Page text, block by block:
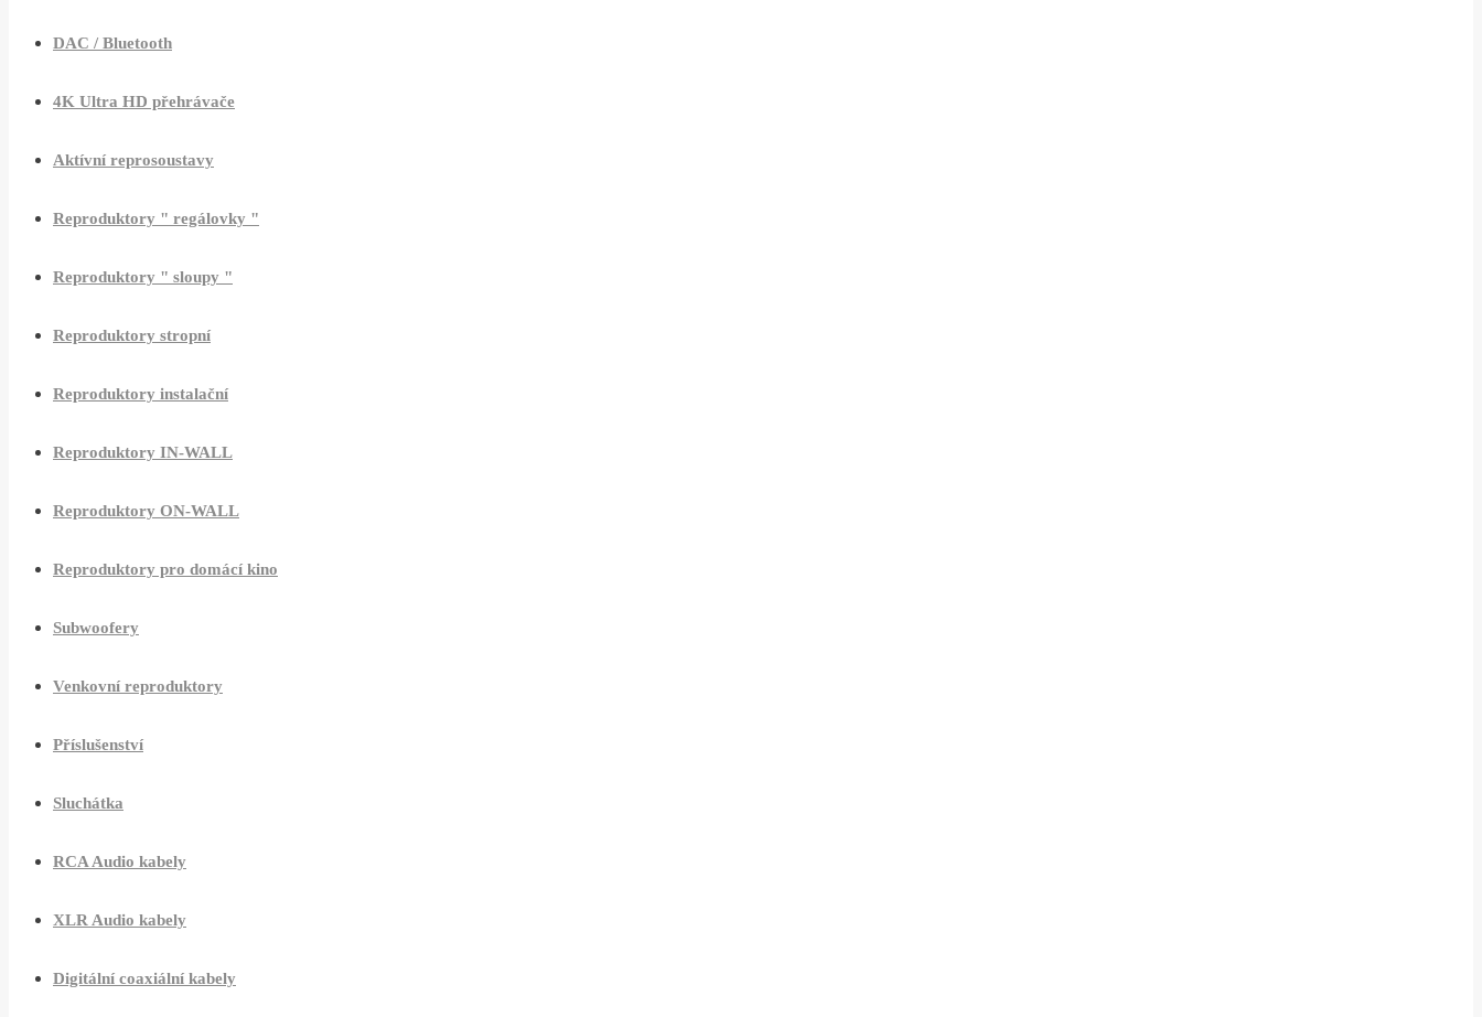
DAC / Bluetooth
4K Ultra HD přehrávače
Aktívní reprosoustavy
Reproduktory " regálovky "
Reproduktory " sloupy "
Reproduktory stropní
Reproduktory instalační
Reproduktory IN-WALL
Reproduktory ON-WALL
Reproduktory pro domácí kino
Subwoofery
Venkovní reproduktory
Příslušenství
Sluchátka
RCA Audio kabely
XLR Audio kabely
Digitální coaxiální kabely